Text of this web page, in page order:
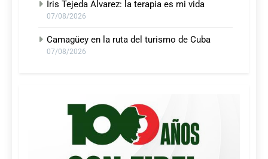
Iris Tejeda Álvarez: la terapia es mi vida
07/08/2026
Camagüey en la ruta del turismo de Cuba
07/08/2026